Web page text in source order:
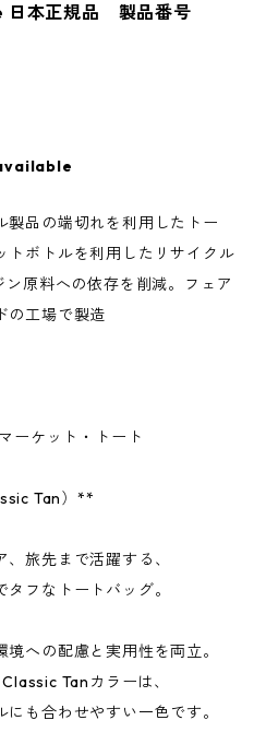
本正規品 製品番号
製品の端切れを利用したトー
トボトルを利用したリサイクル
原料への依存を削減。フェア
の工場で製造
ーケット・トート
Tan）**
旅先まで活躍する、
フなトートバッグ。
への配慮と実用性を両立。
Tanカラーは、
も合わせやすい一色です。